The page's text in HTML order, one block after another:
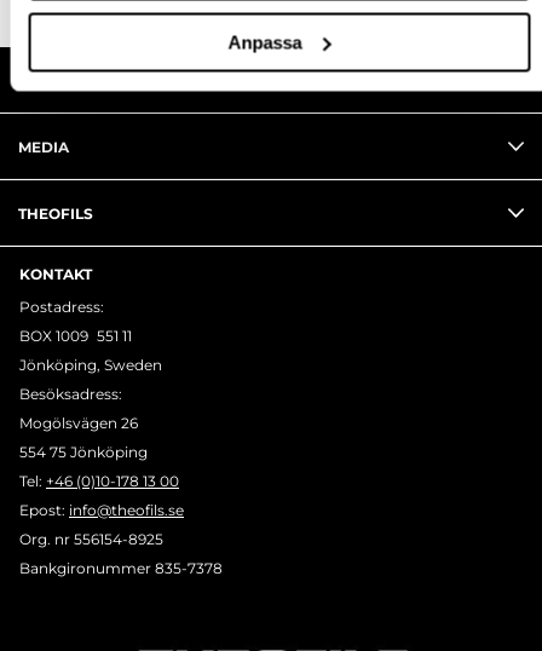
Anpassa
MEDIA
THEOFILS
KONTAKT
Postadress:
BOX 1009 551 11
Jönköping, Sweden
Besöksadress:
Mogölsvägen 26
554 75 Jönköping
Tel: +46 (0)10-178 13 00
Epost: info@theofils.se
Org. nr 556154-8925
Bankgironummer 835-7378